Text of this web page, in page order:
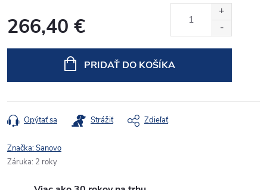
266,40 €
PRIDAŤ DO KOŠÍKA
Opýtať sa Strážiť Zdieľať
Značka:Sanovo
Záruka: 2 roky